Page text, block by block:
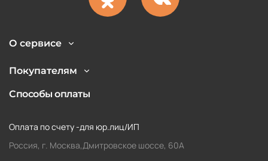
О сервисе
Покупателям
Способы оплаты
Оплата по счету -для юр.лиц/ИП
Россия, г. Москва,Дмитровское шоссе, 60А